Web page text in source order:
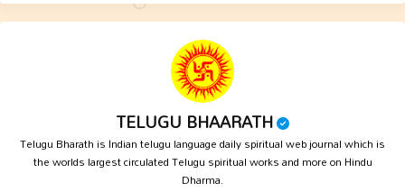
TELUGU BHAARATH
Telugu Bharath is Indian telugu language daily spiritual web journal which is
the worlds largest circulated Telugu spiritual works and more on Hindu
Dharma.